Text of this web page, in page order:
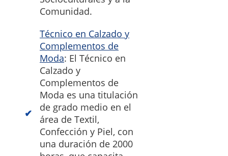
Comunidad.
Técnico en Calzado y
Complementos de
Moda: El Técnico en
Calzado y
Complementos de
Moda es una titulación
de grado medio en el
área de Textil,
Confección y Piel, con
una duración de 2000